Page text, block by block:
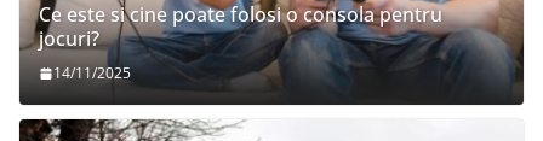
Ce este si cine poate folosi o consola pentru
jocuri?
14/11/2025